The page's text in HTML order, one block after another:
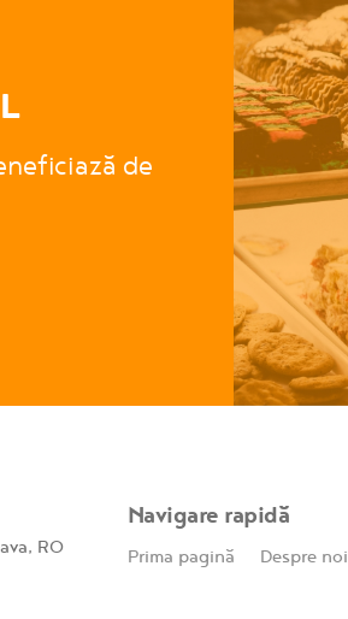
de
RO
Navigare rapidă
Prima pagină Despre noi